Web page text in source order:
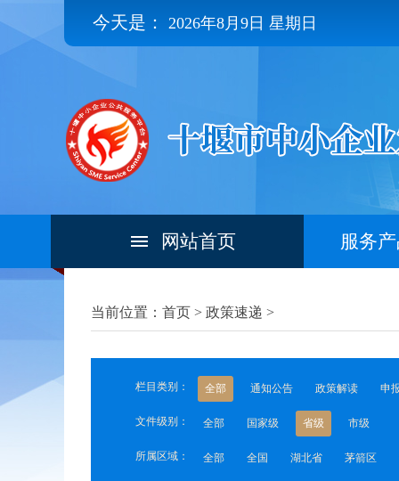
今天是： 2026年8月9日 星期日
网站首页 服务
当前位置：首页 > 政策速递 >
栏目类别： 全部 通知公告 政策解读 申
文件级别： 全部 国家级 省级 市级
所属区域： 全部 全国 湖北省 茅箭区